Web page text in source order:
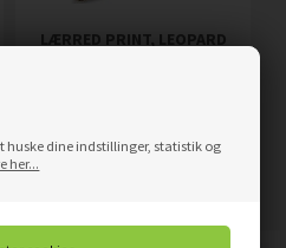
huske dine indstillinger, statistik og
her...
LÆRRED PRINT, LEOPARD